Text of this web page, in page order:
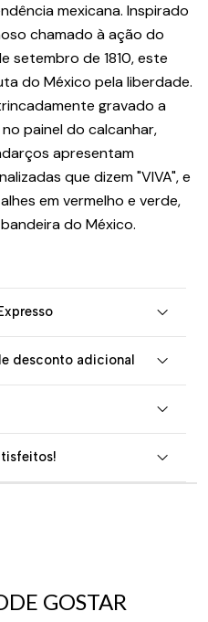
mexicana. Inspirado
chamado à ação do
setembro de 1810, este
do México pela liberdade.
gravado a
painel do calcanhar,
apresentam
que dizem "VIVA", e
em vermelho e verde,
do México.
desconto adicional
GOSTAR